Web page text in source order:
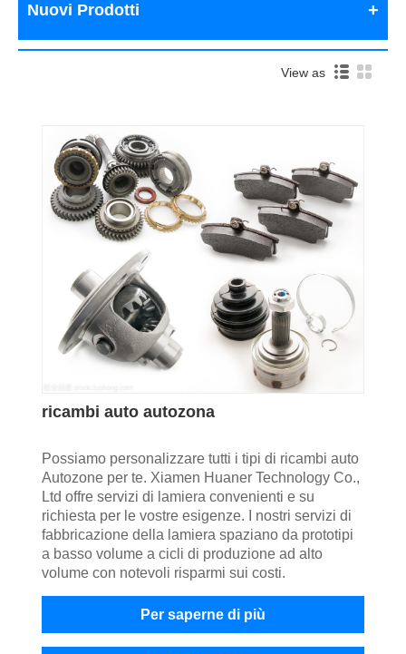
Nuovi Prodotti
View as
ricambi auto autozona
Possiamo personalizzare tutti i tipi di ricambi auto
Autozone per te. Xiamen Huaner Technology Co.,
Ltd offre servizi di lamiera convenienti e su
richiesta per le vostre esigenze. I nostri servizi di
fabbricazione della lamiera spaziano da prototipi
a basso volume a cicli di produzione ad alto
volume con notevoli risparmi sui costi.
Per saperne di più